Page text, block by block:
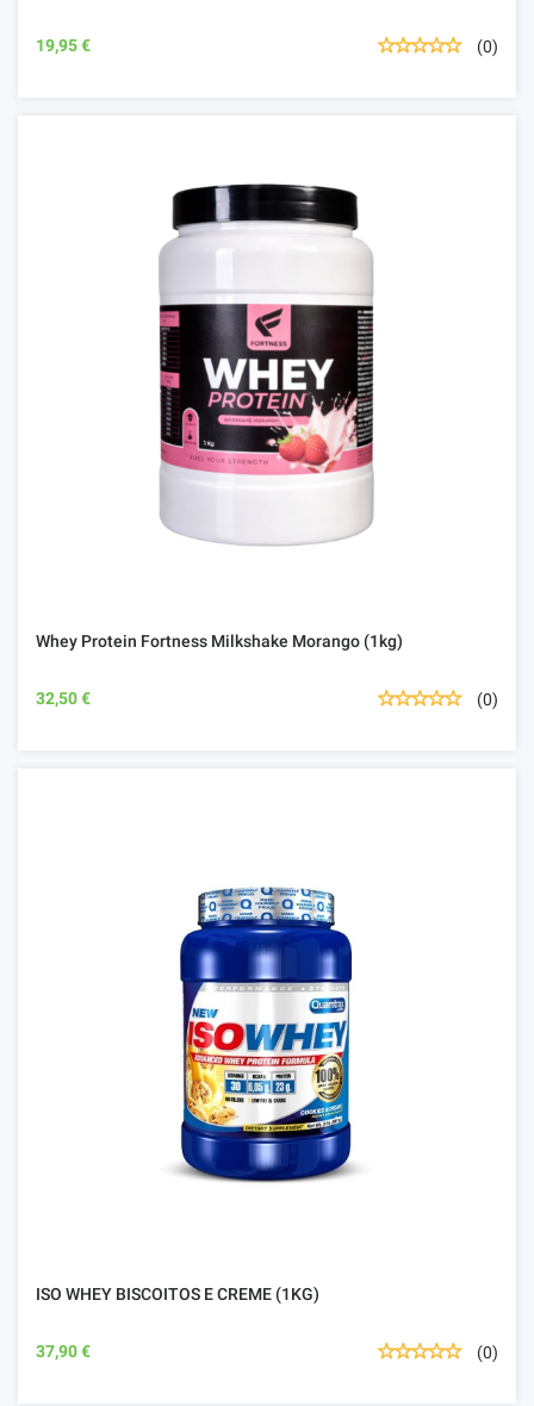
19,95 € (0)
Whey Protein Fortness Milkshake Morango (1kg)
32,50 € (0)
ISO WHEY BISCOITOS E CREME (1KG)
37,90 € (0)